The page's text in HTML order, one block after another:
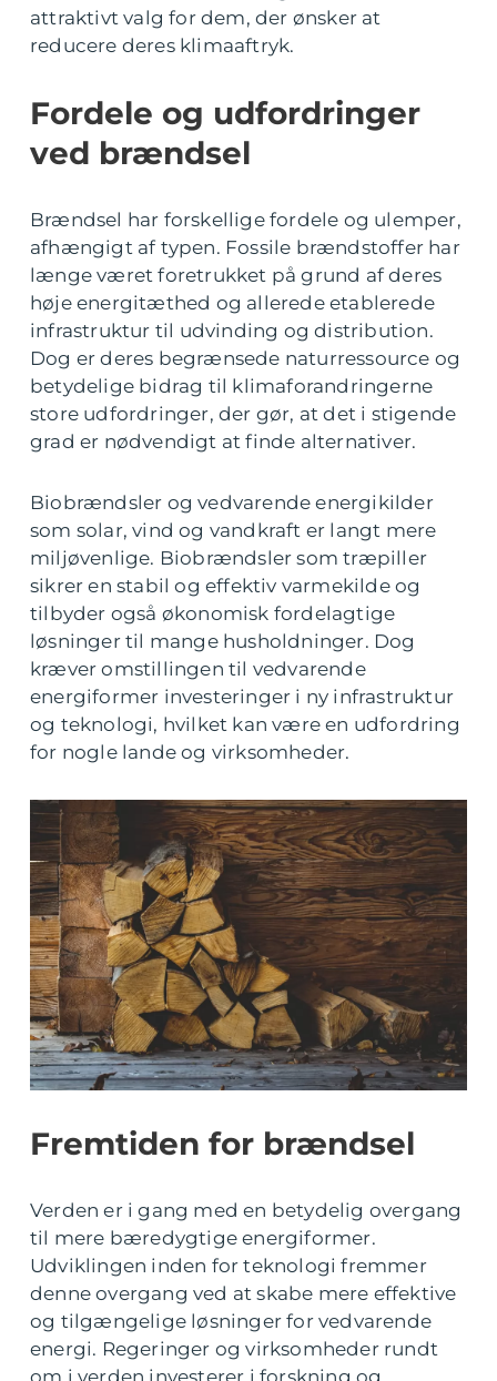
attraktivt valg for dem, der ønsker at
reducere deres klimaaftryk.
Fordele og udfordringer
ved brændsel
Brændsel har forskellige fordele og ulemper,
afhængigt af typen. Fossile brændstoffer har
længe været foretrukket på grund af deres
høje energitæthed og allerede etablerede
infrastruktur til udvinding og distribution.
Dog er deres begrænsede naturressource og
betydelige bidrag til klimaforandringerne
store udfordringer, der gør, at det i stigende
grad er nødvendigt at finde alternativer.
Biobrændsler og vedvarende energikilder
som solar, vind og vandkraft er langt mere
miljøvenlige. Biobrændsler som træpiller
sikrer en stabil og effektiv varmekilde og
tilbyder også økonomisk fordelagtige
løsninger til mange husholdninger. Dog
kræver omstillingen til vedvarende
energiformer investeringer i ny infrastruktur
og teknologi, hvilket kan være en udfordring
for nogle lande og virksomheder.
Fremtiden for brændsel
Verden er i gang med en betydelig overgang
til mere bæredygtige energiformer.
Udviklingen inden for teknologi fremmer
denne overgang ved at skabe mere effektive
og tilgængelige løsninger for vedvarende
energi. Regeringer og virksomheder rundt